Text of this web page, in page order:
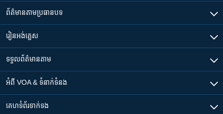
ព័ត៌មាន​តាមប្រធានបទ​
រៀន​​អង់គ្លេស
ទទួល​ព័ត៌មាន​តាម
អំពី​ VOA & ទំនាក់ទំនង
គេហទំព័រ​​ទាក់ទង